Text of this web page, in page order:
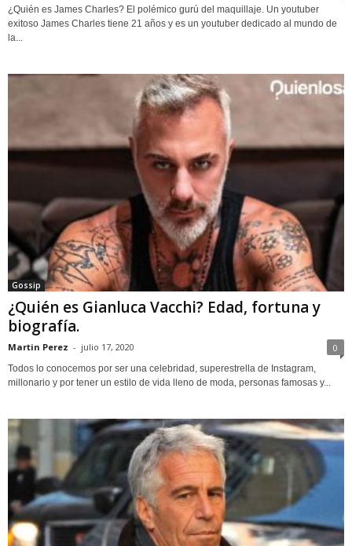
¿Quién es James Charles? El polémico gurú del maquillaje. Un youtuber
exitoso James Charles tiene 21 años y es un youtuber dedicado al mundo de
la...
Gossip
¿Quién es Gianluca Vacchi? Edad, fortuna y
biografía.
Martin Perez - julio 17, 2020 0
Todos lo conocemos por ser una celebridad, superestrella de Instagram,
millonario y por tener un estilo de vida lleno de moda, personas famosas y...